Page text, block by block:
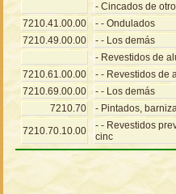
- Cincados de
7210.41.00.00
- - Ondulados
7210.49.00.00
- - Los demás
- Revestidos de
7210.61.00.00
- - Revestidos de
7210.69.00.00
- - Los demás
7210.70
- Pintados,
7210.70.10.00
- - Revestidos
cinc